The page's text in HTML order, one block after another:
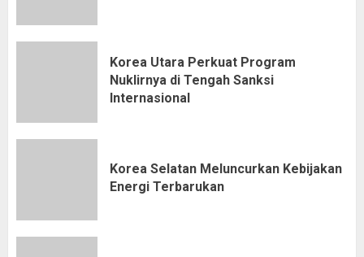
Korea Utara Perkuat Program
Nuklirnya di Tengah Sanksi
Internasional
Korea Selatan Meluncurkan Kebijakan
Energi Terbarukan